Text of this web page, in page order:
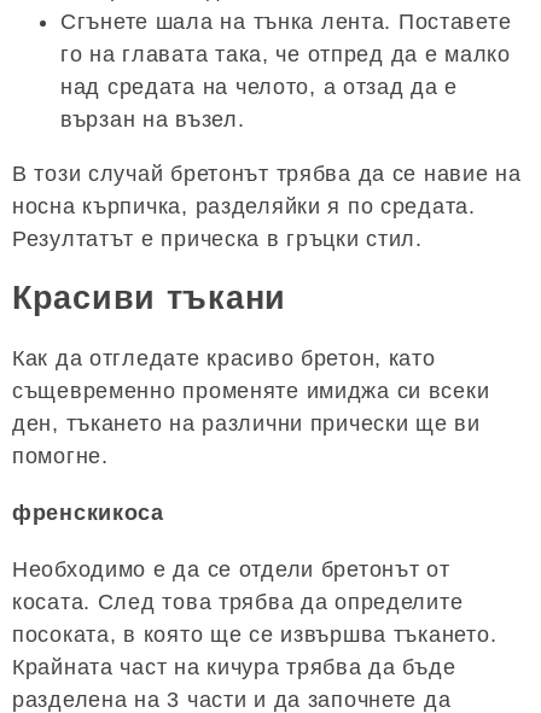
Сгънете шала на тънка лента. Поставете
го на главата така, че отпред да е малко
над средата на челото, а отзад да е
вързан на възел.
В този случай бретонът трябва да се навие на
носна кърпичка, разделяйки я по средата.
Резултатът е прическа в гръцки стил.
Красиви тъкани
Как да отгледате красиво бретон, като
същевременно променяте имиджа си всеки
ден, тъкането на различни прически ще ви
помогне.
френскикоса
Необходимо е да се отдели бретонът от
косата. След това трябва да определите
посоката, в която ще се извършва тъкането.
Крайната част на кичура трябва да бъде
разделена на 3 части и да започнете да